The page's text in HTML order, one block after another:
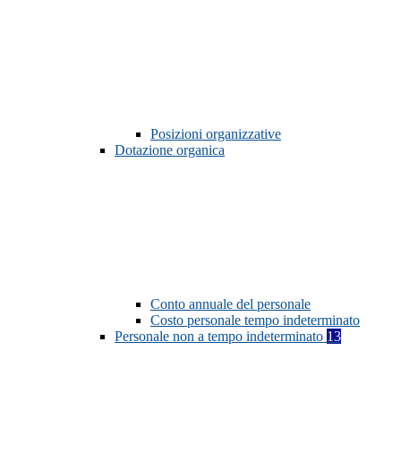
Posizioni organizzative
Dotazione organica
Conto annuale del personale
Costo personale tempo indeterminato
Personale non a tempo indeterminato 13